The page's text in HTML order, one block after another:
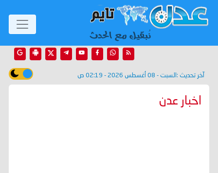
آخر تحديث : السبت - 08 أغسطس 2026 - 02:19 ص
اخبار عدن